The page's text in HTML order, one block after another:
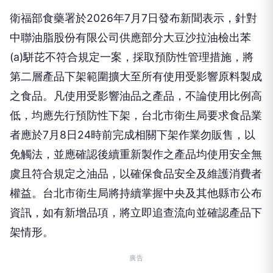
衛福部食藥署於2026年7月7日發布新聞表示，針對
中聯油脂股份有限公司供應部分大豆沙拉油檢出苯
(a)駢芘不符合規定一案，採取預防性管理措施，將
第二層產品下架範圍擴大至所有使用受影響原料製成
之食品。凡使用受影響油品之產品，不論使用比例高
低，均應先行預防性下架，台北市衛生局要求食品業
者應於7月8日24時前完成相關下架作業勿販售，以
免觸法，並應確認後續重新製作之產品均使用安全無
虞且符合規定之油品，以確保食品安全及維護消費者
權益。台北市衛生局將持續掌握中央及其他縣市公布
資訊，如有新增品項，將立即追查流向並確認產品下
架情形。
廣告